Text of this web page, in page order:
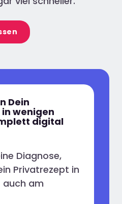
Dein
wenigen
digital
Diagnose,
Privatrezept in
auch am